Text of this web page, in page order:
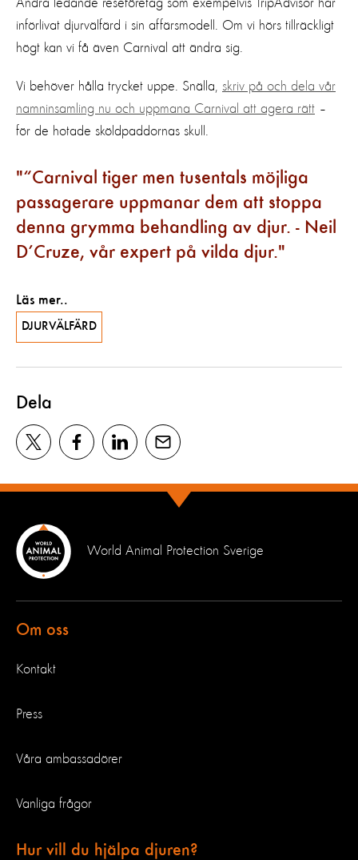
införlivat djurvälfärd i sin affärsmodell. Om vi hörs tillräckligt
högt kan vi få även Carnival att ändra sig.
Vi behöver hålla trycket uppe. Snälla, skriv på och dela vår
namninsamling nu och uppmana Carnival att agera rätt –
för de hotade sköldpaddornas skull.
“Carnival tiger men tusentals möjliga
passagerare uppmanar dem att stoppa
denna grymma behandling av djur. - Neil
D’Cruze, vår expert på vilda djur.
Läs mer..
DJURVÄLFÄRD
Dela
World Animal Protection Sverige
Om oss
Kontakt
Press
Våra ambassadörer
Vanliga frågor
Hur vill du hjälpa djuren?